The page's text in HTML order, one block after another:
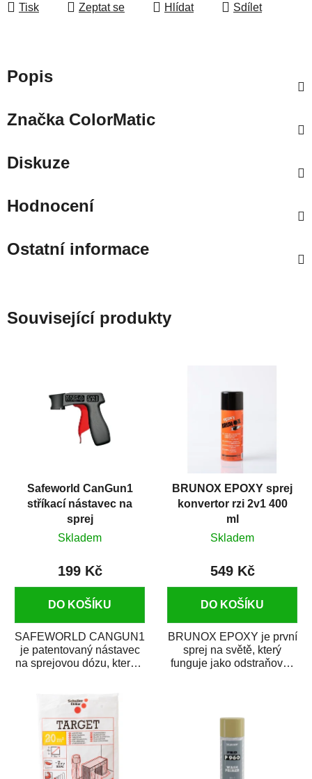
Tisk Zeptat se Hlídat Sdílet
Popis
ZnačkaColorMatic
Diskuze
Hodnocení
Ostatní informace
Související produkty
Safeworld CanGun1
stříkací nástavec na
sprej
Skladem
199 Kč
DO KOŠÍKU
SAFEWORLD CANGUN1
je patentovaný nástavec
na sprejovou dózu, který ji
BRUNOX EPOXY sprej
konvertor rzi 2v1 400
ml
Skladem
549 Kč
DO KOŠÍKU
BRUNOX EPOXY je první
sprej na světě, který
funguje jako odstraňovač